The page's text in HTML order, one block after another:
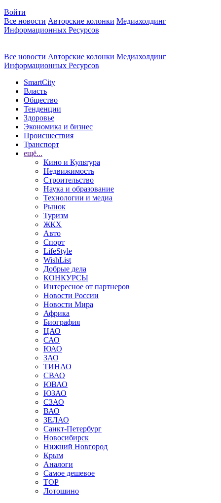
Войти
Все новости Авторские колонки Медиахолдинг
Информационных Ресурсов
Все новости Авторские колонки Медиахолдинг
Информационных Ресурсов
SmartCity
Власть
Общество
Тенденции
Здоровье
Экономика и бизнес
Происшествия
Транспорт
ещё...
Кино и Культура
Недвижимость
Строительство
Наука и образование
Технологии и медиа
Рынок
Туризм
ЖКХ
Авто
Спорт
LifeStyle
WishList
Добрые дела
КОНКУРСЫ
Интересное от партнеров
Новости России
Новости Мира
Африка
Биография
ЦАО
САО
ЮАО
ЗАО
ТИНАО
СВАО
ЮВАО
ЮЗАО
СЗАО
ВАО
ЗЕЛАО
Санкт-Петербург
Новосибирск
Нижний Новгород
Крым
Аналоги
Самое дешевое
TOP
Лотошино